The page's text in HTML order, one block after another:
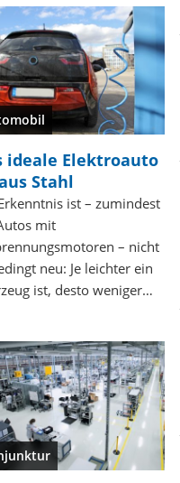
ideale Elektroauto
Stahl
ist – zumindest
mit
– nicht
neu: Je leichter ein
ist, desto weniger…